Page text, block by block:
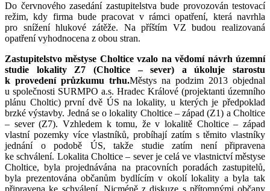
Do červnového zasedání zastupitelstva bude provozován testovací
režim, kdy firma bude pracovat v rámci opatření, která navrhla
pro snížení hlukové zátěže. Na příštím VZ budou realizovaná
opatření vyhodnocena z obou stran.
Zastupitelstvo městyse Choltice vzalo na vědomí návrh územní
studie lokality Z7 (Choltice – sever) a úkoluje starostu
k provedení průzkumu trhu.Městys na podzim 2013 objednal
u společnosti SURMPO a.s. Hradec Králové (projektanti územního
plánu Choltic) první dvě ÚS na lokality, u kterých je předpoklad
brzké výstavby. Jedná se o lokality Choltice – západ (Z1) a Choltice
– sever (Z7). Vzhledem k tomu, že v lokalitě Choltice – západ
vlastní pozemky více vlastníků, probíhají zatím s těmito vlastníky
jednání o podobě ÚS, takže studie zatím není připravena
ke schválení. Lokalita Choltice – sever je celá ve vlastnictví městyse
Choltice, byla projednávána na pracovních poradách zastupitelů,
byla prezentována občanům bydlícím v okolí lokality a byla tak